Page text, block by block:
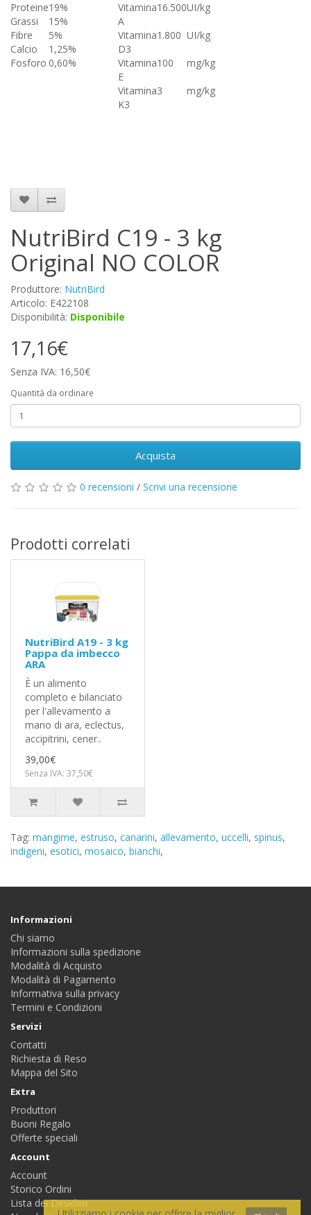
Proteine19%
Grassi
15%
Fibre
5%
Calcio
1,25%
Fosforo 0,60%
Vitamina
A
16.500UI/kg
Vitamina
D3
1.800 UI/kg
Vitamina
E
100 mg/kg
Vitamina
K3
3 mg/kg
NutriBird C19 - 3 kg
Original NO COLOR
Produttore: NutriBird
Articolo: E422108
Disponibilità: Disponibile
17,16€
Senza IVA: 16,50€
Quantità da ordinare
Acquista
0 recensioni / Scrivi una recensione
Prodotti correlati
NutriBird A19 - 3 kg
Pappa da imbecco
ARA
È un alimento
completo e bilanciato
per l'allevamento a
mano di ara, eclectus,
accipitrini, cener..
39,00€
Senza IVA: 37,50€
Tag: mangime, estruso, canarini, allevamento, uccelli, spinus,
indigeni, esotici, mosaico, bianchi,
Informazioni
Chi siamo
Informazioni sulla spedizione
Modalità di Acquisto
Modalità di Pagamento
Informativa sulla privacy
Termini e Condizioni
Servizi
Contatti
Richiesta di Reso
Mappa del Sito
Extra
Produttori
Buoni Regalo
Offerte speciali
Account
Account
Storico Ordini
Lista dei Desideri